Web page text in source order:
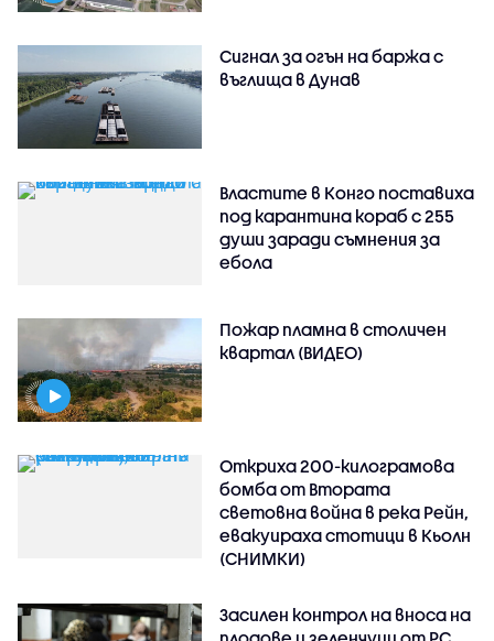
Сигнал за огън на баржа с
въглища в Дунав
Властите в Конго поставиха
под карантина кораб с 255
души заради съмнения за
ебола
Пожар пламна в столичен
квартал (ВИДЕО)
Откриха 200-килограмова
бомба от Втората
световна война в река Рейн,
евакуираха стотици в Кьолн
(СНИМКИ)
Засилен контрол на вноса на